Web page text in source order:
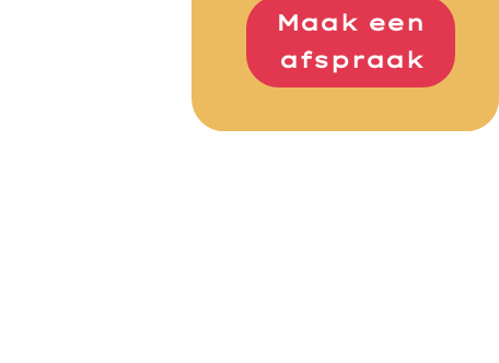
Maak een
afspraak